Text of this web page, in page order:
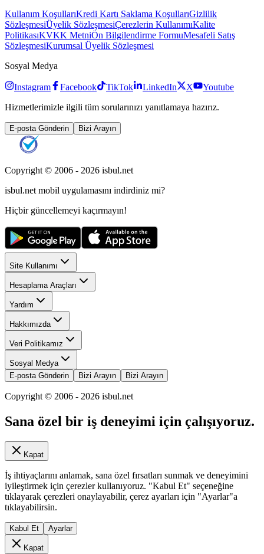
Kullanım KoşullarıKredi Kartı Saklama KoşullarıGizlilik
SözleşmesiÜyelik SözleşmesiÇerezlerin KullanımıKalite
PolitikasıKVKK MetniÖn Bilgilendirme FormuMesafeli Satış
SözleşmesiKurumsal Üyelik Sözleşmesi
Sosyal Medya
Instagram Facebook TikTok LinkedIn X
Youtube
Hizmetlerimizle ilgili tüm sorularınızı yanıtlamaya hazırız.
E-posta Gönderin Bizi Arayın
Copyright © 2006 - 2026 isbul.net
isbul.net mobil uygulamasını indirdiniz mi?
Hiçbir güncellemeyi kaçırmayın!
Site Kullanımı
Hesaplama Araçları
Yardım
Hakkımızda
Veri Politikamız
Sosyal Medya
E-posta Gönderin
Bizi Arayın Bizi Arayın
Copyright © 2006 - 2026 isbul.net
Sana özel bir iş deneyimi için çalışıyoruz.
Kapat
İş ihtiyaçlarını anlamak, sana özel fırsatları sunmak ve deneyimini
iyileştirmek için çerezler kullanıyoruz. "Kabul Et" seçeneğine
tıklayarak çerezleri onaylayabilir, çerez ayarları için "Ayarlar"a
tıklayabilirsin.
Kabul Et Ayarlar
Kapat